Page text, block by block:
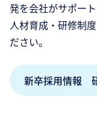
発を会社がサポー
人材育成・研修制
ださい。
新卒採用情報